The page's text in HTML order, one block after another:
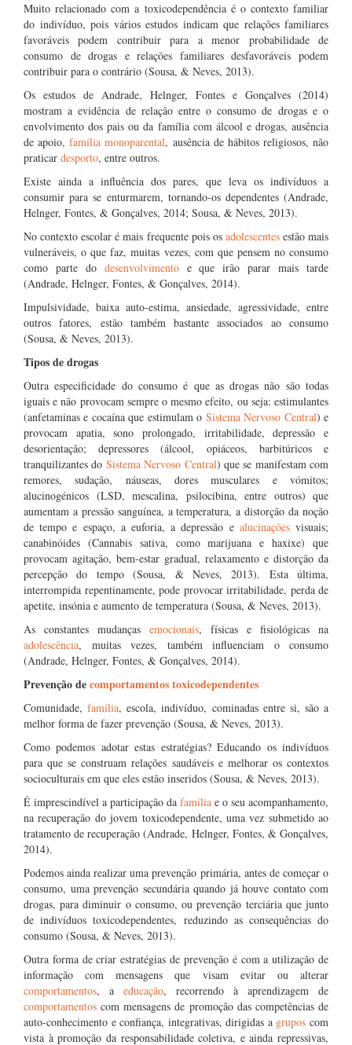
Muito relacionado com a toxicodependência é o contexto familiar
do indivíduo, pois vários estudos indicam que relações familiares
favoráveis podem contribuir para a menor probabilidade de
consumo de drogas e relações familiares desfavoráveis podem
contribuir para o contrário (Sousa, & Neves, 2013).
Os estudos de Andrade, Helnger, Fontes e Gonçalves (2014)
mostram a evidência de relação entre o consumo de drogas e o
envolvimento dos pais ou da família com álcool e drogas, ausência
de apoio,família monoparental, ausência de hábitos religiosos, não
praticar desporto, entre outros.
Existe ainda a influência dos pares, que leva os indivíduos a
consumir para se enturmarem, tornando-os dependentes (Andrade,
Helnger, Fontes, & Gonçalves, 2014; Sousa, & Neves, 2013).
No contexto escolar é mais frequente pois os adolescentesestão mais
vulneráveis, o que faz, muitas vezes, com que pensem no consumo
como parte do desenvolvimentoe que irão parar mais tarde
(Andrade, Helnger, Fontes, & Gonçalves, 2014).
Impulsividade, baixa auto-estima, ansiedade, agressividade, entre
outros fatores, estão também bastante associados ao consumo
(Sousa, & Neves, 2013).
Tipos de drogas
Outra especificidade do consumo é que as drogas não são todas
iguais e não provocam sempre o mesmo efeito, ou seja: estimulantes
(anfetaminas e cocaína que estimulam o Sistema Nervoso Central) e
provocam apatia, sono prolongado, irritabilidade, depressão e
desorientação; depressores (álcool, opiáceos, barbitúricos e
tranquilizantes do Sistema Nervoso Central) que se manifestam com
remores, sudação, náuseas, dores musculares e vómitos;
alucinogénicos (LSD, mescalina, psilocibina, entre outros) que
aumentam a pressão sanguínea, a temperatura, a distorção da noção
de tempo e espaço, a euforia, a depressão e alucinaçõesvisuais;
canabinóides (Cannabis sativa, como marijuana e haxixe) que
provocam agitação, bem-estar gradual, relaxamento e distorção da
percepção do tempo (Sousa, & Neves, 2013). Esta última,
interrompida repentinamente, pode provocar irritabilidade, perda de
apetite, insónia e aumento de temperatura (Sousa, & Neves, 2013).
As constantes mudanças emocionais, físicas e fisiológicas na
adolescência, muitas vezes, também influenciam o consumo
(Andrade, Helnger, Fontes, & Gonçalves, 2014).
Prevenção decomportamentos toxicodependentes
Comunidade,família, escola, indivíduo, cominadas entre si, são a
melhor forma de fazer prevenção (Sousa, & Neves, 2013).
Como podemos adotar estas estratégias? Educando os indivíduos
para que se construam relações saudáveis e melhorar os contextos
socioculturais em que eles estão inseridos (Sousa, & Neves, 2013).
É imprescindível a participação da família e o seu acompanhamento,
na recuperação do jovem toxicodependente, uma vez submetido ao
tratamento de recuperação (Andrade, Helnger, Fontes, & Gonçalves,
2014).
Podemos ainda realizar uma prevenção primária, antes de começar o
consumo, uma prevenção secundária quando já houve contato com
drogas, para diminuir o consumo, ou prevenção terciária que junto
de indivíduos toxicodependentes, reduzindo as consequências do
consumo (Sousa, & Neves, 2013).
Outra forma de criar estratégias de prevenção é com a utilização de
informação com mensagens que visam evitar ou alterar
comportamentos, a educação, recorrendo à aprendizagem de
comportamentos com mensagens de promoção das competências de
auto-conhecimento e confiança, integrativas, dirigidas a grupos com
vista à promoção da responsabilidade coletiva, e ainda repressivas,